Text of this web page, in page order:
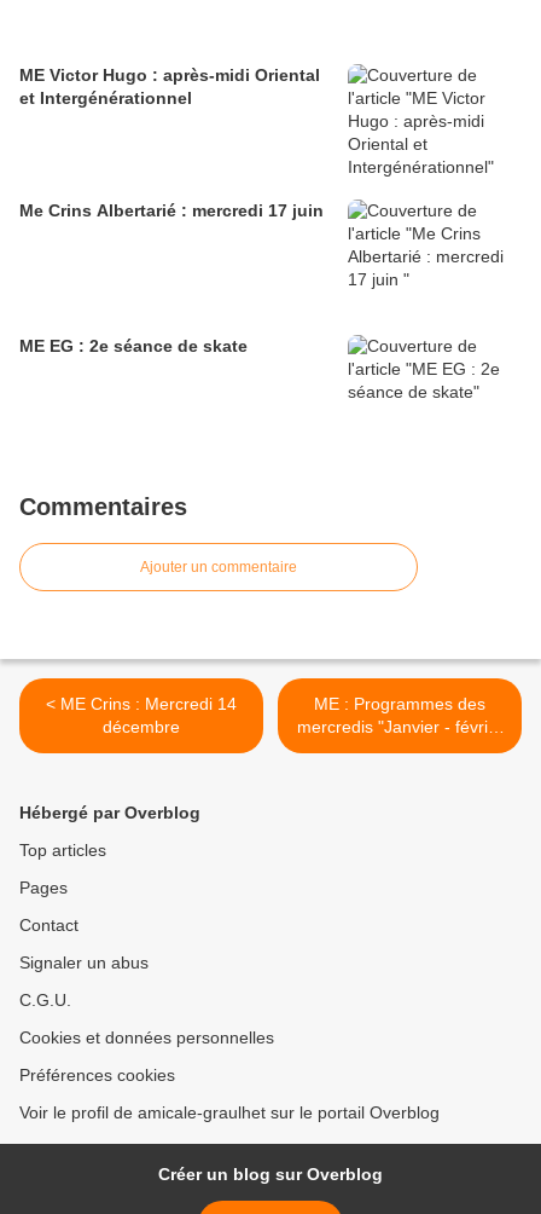
ME Victor Hugo : après-midi Oriental
et Intergénérationnel
Me Crins Albertarié : mercredi 17 juin
ME EG : 2e séance de skate
Commentaires
Ajouter un commentaire
< ME Crins : Mercredi 14
décembre
ME : Programmes des
mercredis "Janvier - février
2023" >
Hébergé par Overblog
Top articles
Pages
Contact
Signaler un abus
C.G.U.
Cookies et données personnelles
Préférences cookies
Voir le profil de amicale-graulhet sur le portail Overblog
Créer un blog sur Overblog